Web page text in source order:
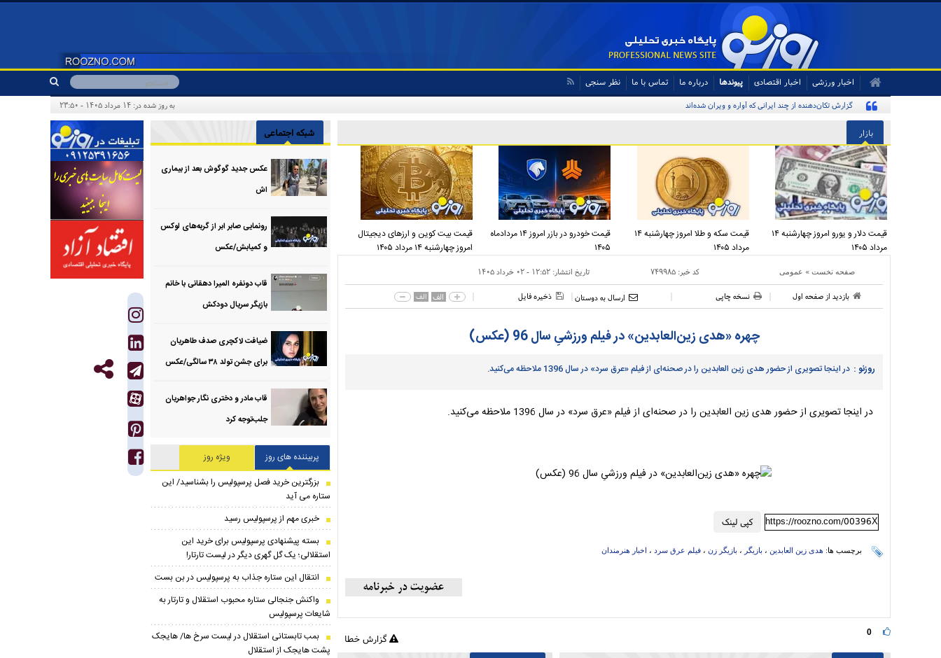
اخبار ورزشی اخبار اقتصادی پیوندها درباره ما تماس با ما نظر سنجی
گزارش تکان‌دهنده از چند ایرانی که آواره و ویران شده‌اند به روز شده در: ۱۴ مرداد ۱۴۰۵ - ۲۳:۵۰
بازار
قیمت دلار و یورو امروز چهارشنبه ۱۴
مرداد ۱۴۰۵
قیمت سکه و طلا امروز چهارشنبه ۱۴
مرداد ۱۴۰۵
قیمت خودرو در بازر امروز ۱۴ مردادماه
۱۴۰۵
قیمت بیت کوین و ارز‌های دیجیتال
امروز چهارشنبه ۱۴ مرداد ۱۴۰۵
صفحه نخست » عمومی کد خبر:۷۴۹۹۸۵ تاریخ انتشار: ۱۲:۵۲ - ۰۲ خرداد ۱۴۰۵
بازدید از صفحه اول نسخه چاپی ارسال به دوستان ذخیره فایل الف الف
چهره «هدی زین‌العابدین» در فیلم ورزشیِ سال 96 (عکس)
روزنو : در اینجا تصویری از حضور هدی زین العابدین را در صحنه‌ای از فیلم «عرق سرد» در سال 1396 ملاحظه می‌کنید.
در اینجا تصویری از حضور هدی زین العابدین را در صحنه‌ای از فیلم «عرق سرد» در سال 1396 ملاحظه می‌کنید.
کپی لینک https://roozno.com/00396X
برچسب ها: هدی زین العابدین ، بازیگر ، بازیگر زن ، فیلم عرق سرد ، اخبار هنرمندان
0 گزارش خطا
شبکه اجتماعی
عکس جدید گوگوش بعد از بیماری
اش
رونمایی صابر ابر از گربه‌های لوکس
و کمیابش/عکس
قاب دونفره المیرا دهقانی با خانم
بازیگر سریال دودکش
ضیافت لاکچری صدف طاهریان
برای جشن تولد ۳۸ سالگی‌/عکس
قاب مادر و دختری نگار جواهریان
جلب‌توجه کرد
پربیننده های روز
ویژه روز
بزرگترین خرید فصل پرسپولیس را بشناسید/ این
ستاره می آید
خبری مهم از پرسپولیس رسید
بسته پیشنهادی پرسپولیس برای خرید این
استقلالی؛ یک گل گهری دیگر در لیست تارتار!
انتقال این ستاره جذاب به پرسپولیس در بن بست
واکنش جنجالی ستاره محبوب استقلال و تارتار به
شایعات پرسپولیس
بمب تابستانی استقلال در لیست سرخ ها/ هایجک
پشت هایجک از استقلال